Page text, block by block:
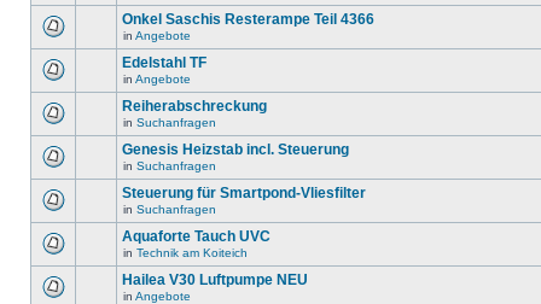
Onkel Saschis Resterampe Teil 4366
in Angebote
Edelstahl TF
in Angebote
Reiherabschreckung
in Suchanfragen
Genesis Heizstab incl. Steuerung
in Suchanfragen
Steuerung für Smartpond-Vliesfilter
in Suchanfragen
Aquaforte Tauch UVC
in Technik am Koiteich
Hailea V30 Luftpumpe NEU
in Angebote